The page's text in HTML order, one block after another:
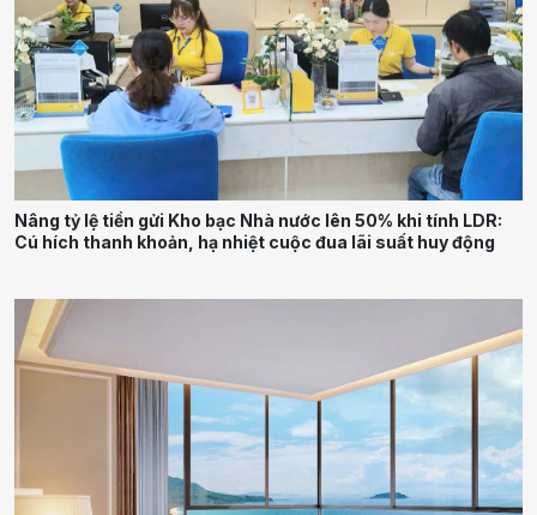
Nâng tỷ lệ tiền gửi Kho bạc Nhà nước lên 50% khi tính LDR:
Cú hích thanh khoản, hạ nhiệt cuộc đua lãi suất huy động